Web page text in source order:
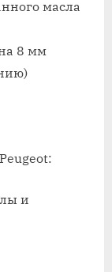
пежо
масла
8 мм
и